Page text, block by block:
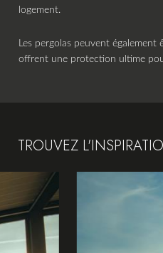
logement.
Les pergolas peuvent
offrent une protection ultime
TROUVEZ